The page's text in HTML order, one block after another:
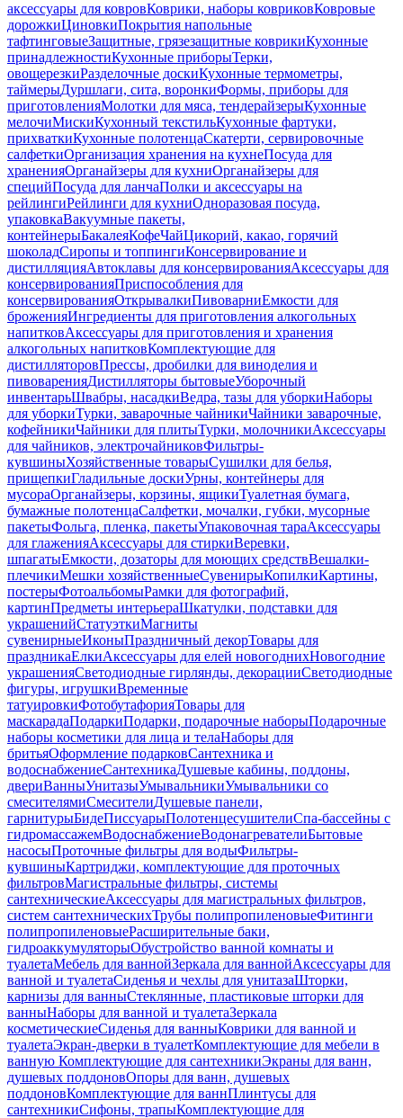
аксессуары для ковровКоврики, наборы ковриковКовровые
дорожкиЦиновкиПокрытия напольные
тафтинговыеЗащитные, грязезащитные коврикиКухонные
принадлежностиКухонные приборыТерки,
овощерезкиРазделочные доскиКухонные термометры,
таймерыДуршлаги, сита, воронкиФормы, приборы для
приготовленияМолотки для мяса, тендерайзерыКухонные
мелочиМискиКухонный текстильКухонные фартуки,
прихваткиКухонные полотенцаСкатерти, сервировочные
салфеткиОрганизация хранения на кухнеПосуда для
храненияОрганайзеры для кухниОрганайзеры для
специйПосуда для ланчаПолки и аксессуары на
рейлингиРейлинги для кухниОдноразовая посуда,
упаковкаВакуумные пакеты,
контейнерыБакалеяКофеЧайЦикорий, какао, горячий
шоколадСиропы и топпингиКонсервирование и
дистилляцияАвтоклавы для консервированияАксессуары для
консервированияПриспособления для
консервированияОткрывалкиПивоварниЕмкости для
броженияИнгредиенты для приготовления алкогольных
напитковАксессуары для приготовления и хранения
алкогольных напитковКомплектующие для
дистилляторовПрессы, дробилки для виноделия и
пивоваренияДистилляторы бытовыеУборочный
инвентарьШвабры, насадкиВедра, тазы для уборкиНаборы
для уборкиТурки, заварочные чайникиЧайники заварочные,
кофейникиЧайники для плитыТурки, молочникиАксессуары
для чайников, электрочайниковФильтры-
кувшиныХозяйственные товарыСушилки для белья,
прищепкиГладильные доскиУрны, контейнеры для
мусораОрганайзеры, корзины, ящикиТуалетная бумага,
бумажные полотенцаСалфетки, мочалки, губки, мусорные
пакетыФольга, пленка, пакетыУпаковочная тараАксессуары
для глаженияАксессуары для стиркиВеревки,
шпагатыЕмкости, дозаторы для моющих средствВешалки-
плечикиМешки хозяйственныеСувенирыКопилкиКартины,
постерыФотоальбомыРамки для фотографий,
картинПредметы интерьераШкатулки, подставки для
украшенийСтатуэткиМагниты
сувенирныеИконыПраздничный декорТовары для
праздникаЕлкиАксессуары для елей новогоднихНовогодние
украшенияСветодиодные гирлянды, декорацииСветодиодные
фигуры, игрушкиВременные
татуировкиФотобутафорияТовары для
маскарадаПодаркиПодарки, подарочные наборыПодарочные
наборы косметики для лица и телаНаборы для
бритьяОформление подарковСантехника и
водоснабжениеСантехникаДушевые кабины, поддоны,
двериВанныУнитазыУмывальникиУмывальники со
смесителямиСмесителиДушевые панели,
гарнитурыБидеПиссуарыПолотенцесушителиСпа-бассейны с
гидромассажемВодоснабжениеВодонагревателиБытовые
насосыПроточные фильтры для водыФильтры-
кувшиныКартриджи, комплектующие для проточных
фильтровМагистральные фильтры, системы
сантехническиеАксессуары для магистральных фильтров,
систем сантехническихТрубы полипропиленовыеФитинги
полипропиленовыеРасширительные баки,
гидроаккумуляторыОбустройство ванной комнаты и
туалетаМебель для ваннойЗеркала для ваннойАксессуары для
ванной и туалетаСиденья и чехлы для унитазаШторки,
карнизы для ванныСтеклянные, пластиковые шторки для
ванныНаборы для ванной и туалетаЗеркала
косметическиеСиденья для ванныКоврики для ванной и
туалетаЭкран-дверки в туалетКомплектующие для мебели в
ванную Комплектующие для сантехникиЭкраны для ванн,
душевых поддоновОпоры для ванн, душевых
поддоновКомплектующие для ваннПлинтусы для
сантехникиСифоны, трапыКомплектующие для